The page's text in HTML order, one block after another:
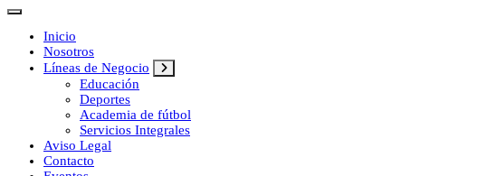
Inicio
Nosotros
Líneas de Negocio
Educación
Deportes
Academia de fútbol
Servicios Integrales
Aviso Legal
Contacto